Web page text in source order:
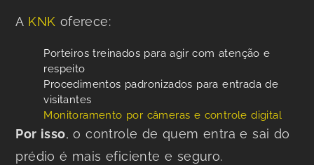
A KNK oferece:
Porteiros treinados para agir com atenção e
respeito
Procedimentos padronizados para entrada de
visitantes
Monitoramento por câmeras e controle digital
Por isso, o controle de quem entra e sai do
prédio é mais eficiente e seguro.